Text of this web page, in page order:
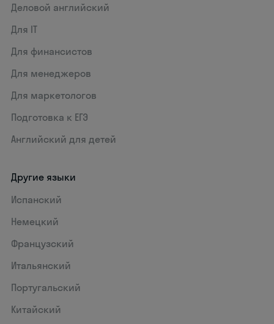
Деловой английский
Для IT
Для финансистов
Для менеджеров
Для маркетологов
Подготовка к ЕГЭ
Английский для детей
Другие языки
Испанский
Немецкий
Французский
Итальянский
Португальский
Китайский